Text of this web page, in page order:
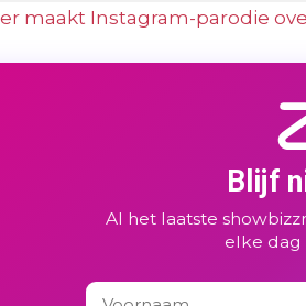
maakt Instagram-parodie
Blijf
Al het laatste
elke dag